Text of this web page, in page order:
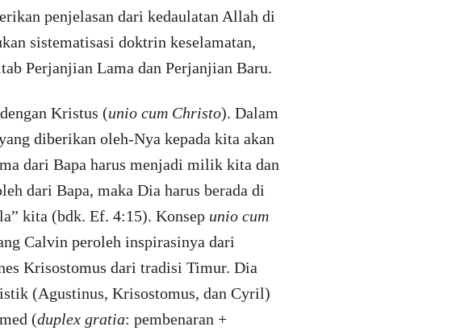
penjelasan dari kedaulatan Allah di
sistematisasi doktrin keselamatan,
Perjanjian Lama dan Perjanjian Baru.
Kristus (unio cum Christo). Dalam
diberikan oleh-Nya kepada kita akan
dari Bapa harus menjadi milik kita dan
dari Bapa, maka Dia harus berada di
kita (bdk. Ef. 4:15). Konsep unio cum
Calvin peroleh inspirasinya dari
Krisostomus dari tradisi Timur. Dia
(Agustinus, Krisostomus, dan Cyril)
(duplex gratia: pembenaran +